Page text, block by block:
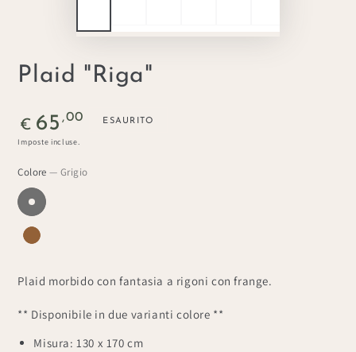
Plaid "Riga"
Prezzo
regolare
€ 65 ,00 ESAURITO
Imposte incluse.
Colore— Grigio
Plaid morbido con fantasia a rigoni con frange.
** Disponibile in due varianti colore **
Misura: 130 x 170 cm